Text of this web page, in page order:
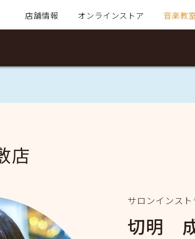
店舗情報 オンラインストア 音楽教
店
サロンインスト
切明